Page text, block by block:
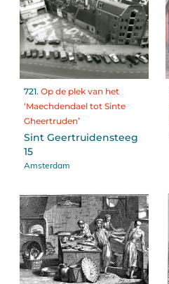
721. Op de plek van het
‘Maechdendael tot Sinte
Gheertruden’
Sint Geertruidensteeg
15
Amsterdam